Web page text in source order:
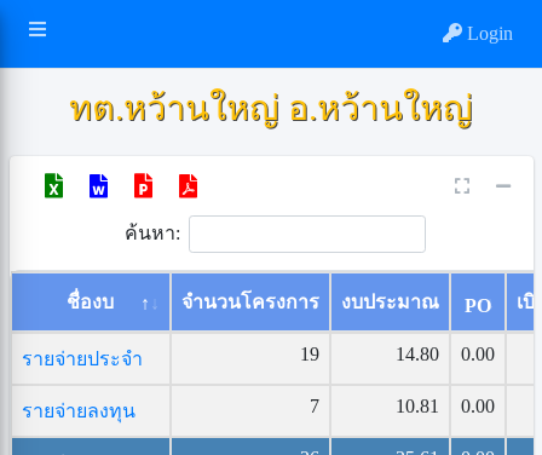
Login
ทต.หว้านใหญ่ อ.หว้านใหญ่
ค้นหา:
ชื่องบ จำนวนโครงการ งบประมาณ PO เบิ
รายจ่ายประจำ 19 14.80 0.00
รายจ่ายลงทุน 7 10.81 0.00